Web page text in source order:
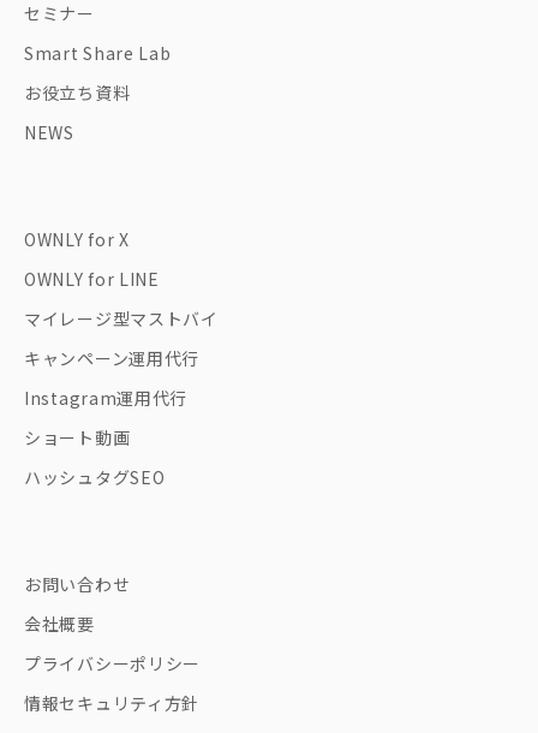
セミナー
Smart Share Lab
お役立ち資料
NEWS
OWNLY for X
OWNLY for LINE
マイレージ型マストバイ
キャンペーン運用代行
Instagram運用代行
ショート動画
ハッシュタグSEO
お問い合わせ
会社概要
プライバシーポリシー
情報セキュリティ方針